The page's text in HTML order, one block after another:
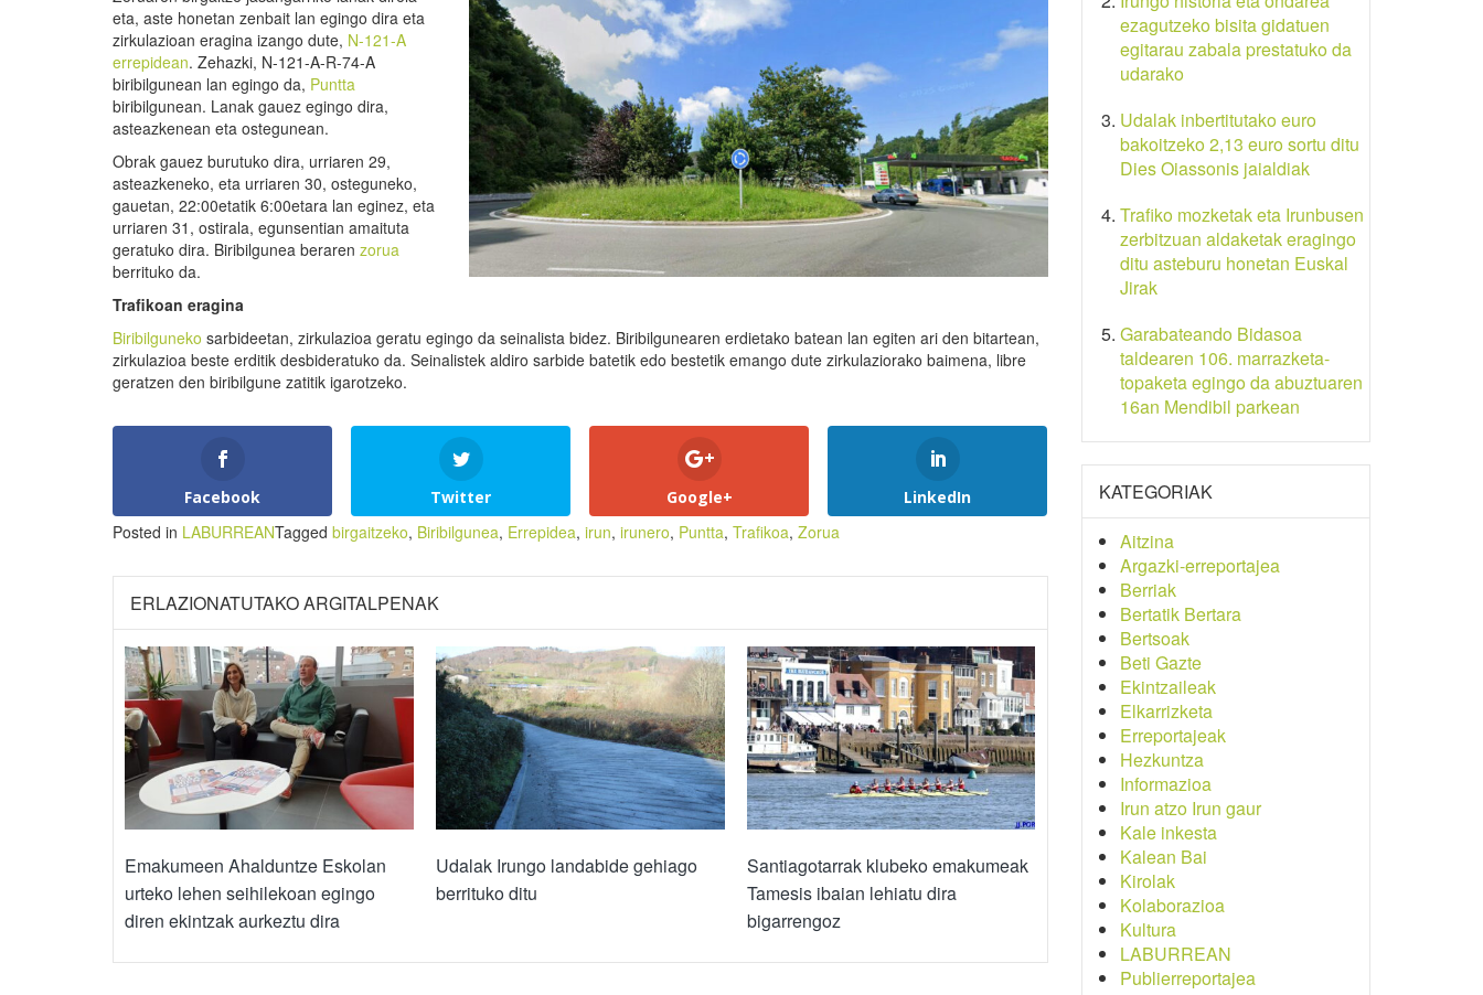
eta, aste honetan zenbait lan egingo dira eta
zirkulazioan eragina izango dute, N-121-A
errepidean. Zehazki, N-121-A-R-74-A
biribilgunean lan egingo da, Puntta
biribilgunean. Lanak gauez egingo dira,
asteazkenean eta ostegunean.
Obrak gauez burutuko dira, urriaren 29,
asteazkeneko, eta urriaren 30, osteguneko,
gauetan, 22:00etatik 6:00etara lan eginez, eta
urriaren 31, ostirala, egunsentian amaituta
geratuko dira. Biribilgunea beraren zorua
berrituko da.
Trafikoan eragina
Biribilguneko sarbideetan, zirkulazioa geratu egingo da seinalista bidez. Biribilgunearen erdietako batean lan egiten ari den bitartean,
zirkulazioa beste erditik desbideratuko da. Seinalistek aldiro sarbide batetik edo bestetik emango dute zirkulaziorako baimena, libre
geratzen den biribilgune zatitik igarotzeko.
Facebook Twitter Google+ LinkedIn
Posted in LABURREANTagged birgaitzeko, Biribilgunea, Errepidea, irun, irunero, Puntta, Trafikoa, Zorua
ERLAZIONATUTAKO ARGITALPENAK
Emakumeen Ahalduntze Eskolan
urteko lehen seihilekoan egingo
diren ekintzak aurkeztu dira
Udalak Irungo landabide gehiago
berrituko ditu
Santiagotarrak klubeko emakumeak
Tamesis ibaian lehiatu dira
bigarrengoz
ezagutzeko bisita gidatuen
egitarau zabala prestatuko da
udarako
Udalak inbertitutako euro
bakoitzeko 2,13 euro sortu ditu
Dies Oiassonis jaialdiak
Trafiko mozketak eta Irunbusen
zerbitzuan aldaketak eragingo
ditu asteburu honetan Euskal
Jirak
Garabateando Bidasoa
taldearen 106. marrazketa-
topaketa egingo da abuztuaren
16an Mendibil parkean
KATEGORIAK
Aitzina
Argazki-erreportajea
Berriak
Bertatik Bertara
Bertsoak
Beti Gazte
Ekintzaileak
Elkarrizketa
Erreportajeak
Hezkuntza
Informazioa
Irun atzo Irun gaur
Kale inkesta
Kalean Bai
Kirolak
Kolaborazioa
Kultura
LABURREAN
Publierreportajea